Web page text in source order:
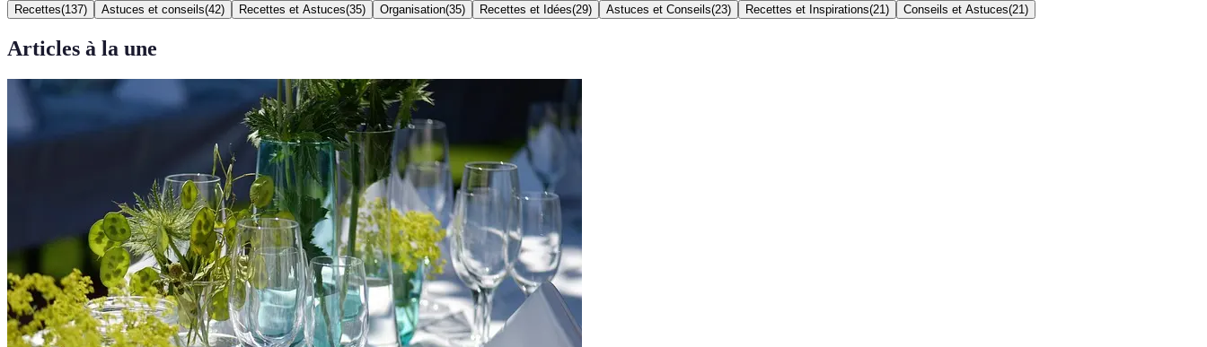
Recettes(137) Astuces et conseils(42) Recettes et Astuces(35) Organisation(35) Recettes et Idées(29) Astuces et Conseils(23) Recettes et Inspirations(21 ) Conseils et Astuces(21 )
Articles à la une